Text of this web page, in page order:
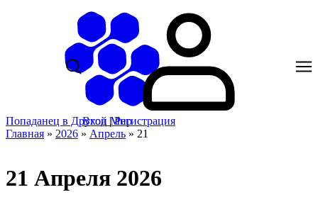
Попаданец в Другой Мир
Вход |Регистрация
Главная » 2026 » Апрель » 21
21 Апреля 2026